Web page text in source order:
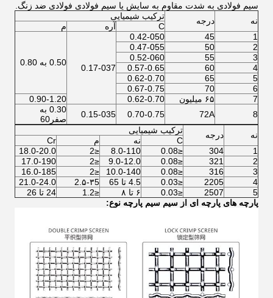
سیم فولادی به شدت مقاوم به سایش یا سیم فولادی فولادی ضد زنگ.
نه
درجه
ترکیب شیمیایی
C
آره
م
1
45
0.42-050
0.17-037
0.50 به 0.80
2
50
0.47-055
3
55
0.52-060
4
60
0.57-0.65
5
65
0.62-0.70
6
70
0.67-0.75
7
۶۵ میلیون 0.62-0.70
0.90-1.20
8
72A
0.70-0.75
0.15-035
0.30 به
صفر60
نه
درجه
ترکیب شیمیایی
C
نه م
Cr
1
304
≤0.08
8.0-110
≤2
18.0-20.0
2
321
≤0.08
9.0-12.0
≤2
17.0-190
3
316
≤0.08
10.0-140
≤2
16.0-185
4
2205
≤0.03 4.5 تا 65 2.۵-۳5
21.0-24.0
5
2507
≤0.03 ۶ تا ۸ ≤1.2
24 تا 26
پارچه های پارچه ای از سیم سیم پارچه نوع: